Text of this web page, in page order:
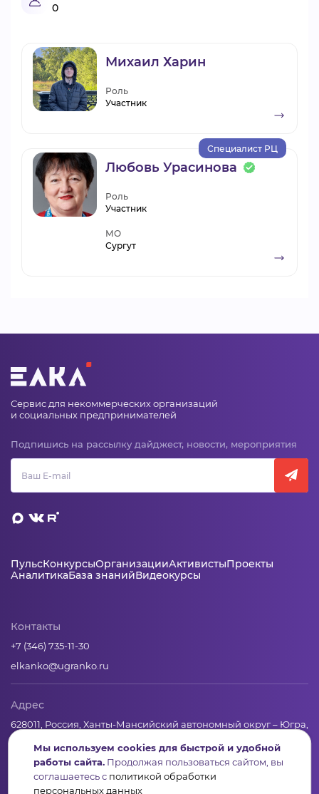
0
Михаил Харин
Роль
Участник
Любовь Урасинова
Специалист РЦ
Роль
Участник
МО
Сургут
Сервис для некоммерческих организаций
и социальных предпринимателей
Подпишись на рассылку дайджест, новости, мероприятия
ПульсКонкурсыОрганизацииАктивистыПроекты
АналитикаБаза знанийВидеокурсы
Контакты
+7 (346) 735-11-30
elkanko@ugranko.ru
Адрес
628011, Россия, Ханты-Мансийский автономный округ – Югра,
г. Ханты-Мансийск, ул. Светлая 36
Юридическая информация
Мы используем cookies для быстрой и удобной
работы сайта. Продолжая пользоваться сайтом, вы
соглашаетесь с политикой обработки
персональных данных